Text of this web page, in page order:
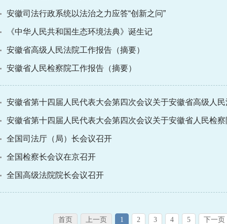
安徽司法行政系统以法治之力应答“创新之问”
《中华人民共和国生态环境法典》诞生记
安徽省高级人民法院工作报告（摘要）
安徽省人民检察院工作报告（摘要）
安徽省第十四届人民代表大会第四次会议关于安徽省高级人
安徽省第十四届人民代表大会第四次会议关于安徽省人民检
全国司法厅（局）长会议召开
全国检察长会议在京召开
全国高级法院院长会议召开
首页 上一页 1 2 3 4 5 下一页